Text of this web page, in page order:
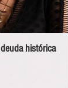
histórica